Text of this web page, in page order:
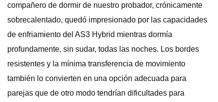
compañero de dormir de nuestro probador, crónicamente
sobrecalentado, quedó impresionado por las capacidades
de enfriamiento del AS3 Hybrid mientras dormía
profundamente, sin sudar, todas las noches. Los bordes
resistentes y la mínima transferencia de movimiento
también lo convierten en una opción adecuada para
parejas que de otro modo tendrían dificultades para